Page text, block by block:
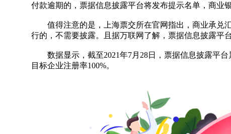
付款逾期的，票据信息披露平台将发布提示名单，商业
值得注意的是，上海票交所在官网指出，商业承兑
行的，不需要披露。且据万联网了解，票据信息披露平
数据显示，截至2021年7月28日，票据信息披露平
目标企业注册率100%。